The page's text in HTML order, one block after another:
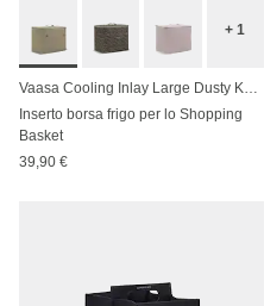
+ 1
Vaasa Cooling Inlay Large Dusty Khaki
Inserto borsa frigo per lo Shopping
Basket
39,90 €